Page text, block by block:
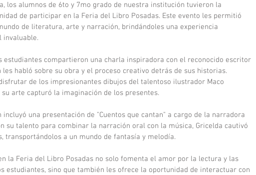
los alumnos de 6to y 7mo grado de nuestra institución tuvieron la
de participar en la Feria del Libro Posadas. Este evento les permitió
de literatura, arte y narración, brindándoles una experiencia
invaluable.
estudiantes compartieron una charla inspiradora con el reconocido escritor
les habló sobre su obra y el proceso creativo detrás de sus historias.
de los impresionantes dibujos del talentoso ilustrador Maco
su arte capturó la imaginación de los presentes.
una presentación de "Cuentos que cantan" a cargo de la narradora
su talento para combinar la narración oral con la música, Gricelda cautivó
transportándolos a un mundo de fantasía y melodía.
la Feria del Libro Posadas no solo fomenta el amor por la lectura y las
estudiantes, sino que también les ofrece la oportunidad de interactuar con